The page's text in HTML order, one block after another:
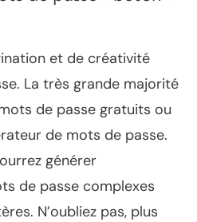
et de créativité
La très grande majorité
de passe gratuits ou
de mots de passe.
générer
de passe complexes
N’oubliez pas, plus